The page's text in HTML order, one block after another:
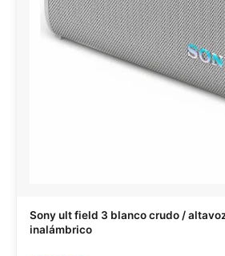
Sony ult field 3 blanco crudo /
inalámbrico